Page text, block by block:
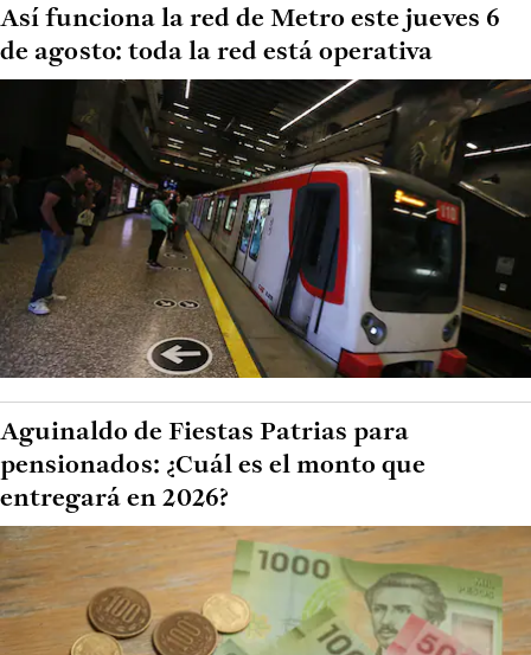
Así funciona la red de Metro este jueves 6
de agosto: toda la red está operativa
Aguinaldo de Fiestas Patrias para
pensionados: ¿Cuál es el monto que
entregará en 2026?